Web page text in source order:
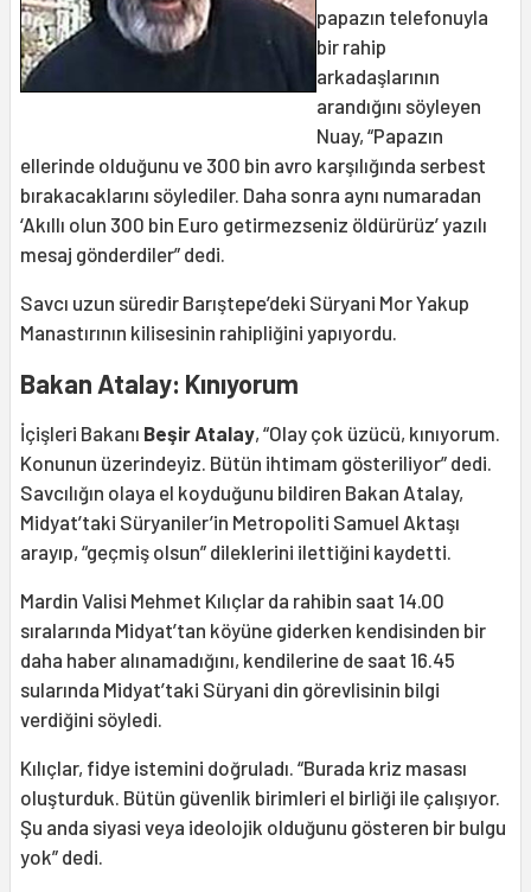
papazın telefonuyla
bir rahip
arkadaşlarının
arandığını söyleyen
Nuay, “Papazın
ellerinde olduğunu ve 300 bin avro karşılığında serbest
bırakacaklarını söylediler. Daha sonra aynı numaradan
‘Akıllı olun 300 bin Euro getirmezseniz öldürürüz’ yazılı
mesaj gönderdiler” dedi.
Savcı uzun süredir Barıştepe’deki Süryani Mor Yakup
Manastırının kilisesinin rahipliğini yapıyordu.
Bakan Atalay: Kınıyorum
İçişleri Bakanı Beşir Atalay, “Olay çok üzücü, kınıyorum.
Konunun üzerindeyiz. Bütün ihtimam gösteriliyor” dedi.
Savcılığın olaya el koyduğunu bildiren Bakan Atalay,
Midyat’taki Süryaniler’in Metropoliti Samuel Aktaşı
arayıp, “geçmiş olsun” dileklerini ilettiğini kaydetti.
Mardin Valisi Mehmet Kılıçlar da rahibin saat 14.00
sıralarında Midyat’tan köyüne giderken kendisinden bir
daha haber alınamadığını, kendilerine de saat 16.45
sularında Midyat’taki Süryani din görevlisinin bilgi
verdiğini söyledi.
Kılıçlar, fidye istemini doğruladı. “Burada kriz masası
oluşturduk. Bütün güvenlik birimleri el birliği ile çalışıyor.
Şu anda siyasi veya ideolojik olduğunu gösteren bir bulgu
yok” dedi.